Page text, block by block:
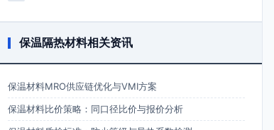
保温隔热材料相关资讯
保温材料MRO供应链优化与VMI方案
保温材料比价策略：同口径比价与报价分析